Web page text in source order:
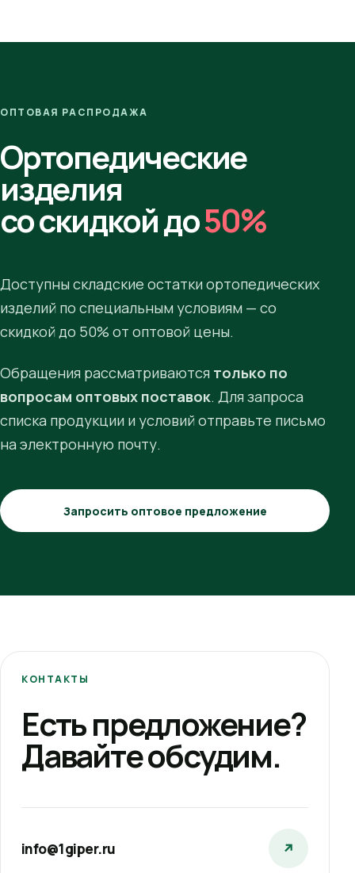
ОПТОВАЯ РАСПРОДАЖА
Ортопедические
изделия
со скидкой до50%
Доступны складские остатки ортопедических
изделий по специальным условиям — со
скидкой до 50% от оптовой цены.
Обращения рассматриваются только по
вопросам оптовых поставок. Для запроса
списка продукции и условий отправьте письмо
на электронную почту.
Запросить оптовое предложение
КОНТАКТЫ
Есть предложение?
Давайте обсудим.
info@1giper.ru ↗